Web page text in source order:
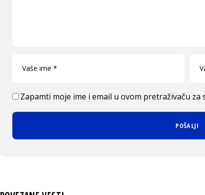
Zapamti moje ime i email u ovom pretraživaču za